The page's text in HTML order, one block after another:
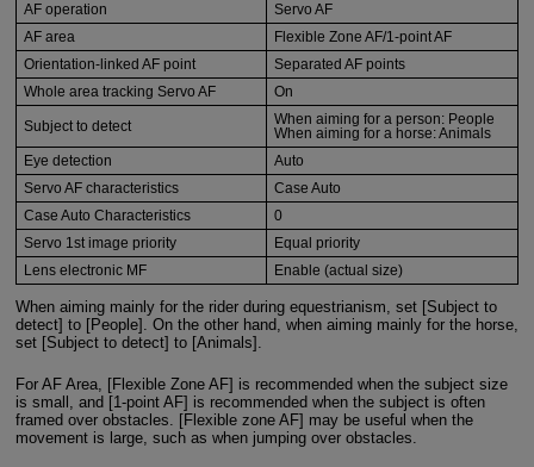
AF operation
Servo AF
AF area
Flexible Zone AF/1-point AF
Orientation-linked AF point
Separated AF points
Whole area tracking Servo AF
On
Subject to detect
When aiming for a person: People
When aiming for a horse: Animals
Eye detection
Auto
Servo AF characteristics
Case Auto
Case Auto Characteristics
0
Servo 1st image priority
Equal priority
Lens electronic MF
Enable (actual size)
When aiming mainly for the rider during equestrianism, set [Subject to
detect] to [People]. On the other hand, when aiming mainly for the horse,
set [Subject to detect] to [Animals].
For AF Area, [Flexible Zone AF] is recommended when the subject size
is small, and [1-point AF] is recommended when the subject is often
framed over obstacles. [Flexible zone AF] may be useful when the
movement is large, such as when jumping over obstacles.